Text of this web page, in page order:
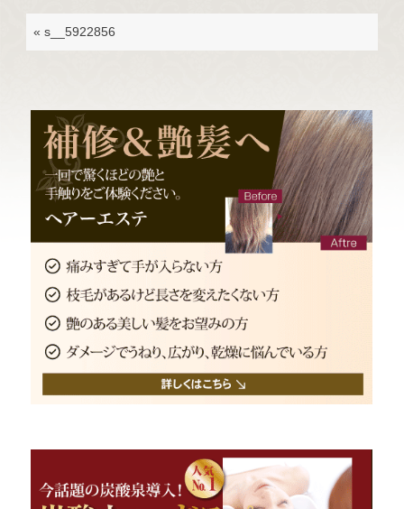
«s__5922856